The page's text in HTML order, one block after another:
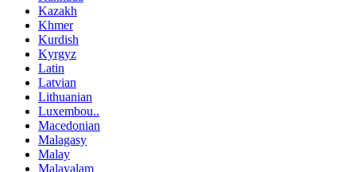
Kazakh
Khmer
Kurdish
Kyrgyz
Latin
Latvian
Lithuanian
Luxembou..
Macedonian
Malagasy
Malay
Malayalam